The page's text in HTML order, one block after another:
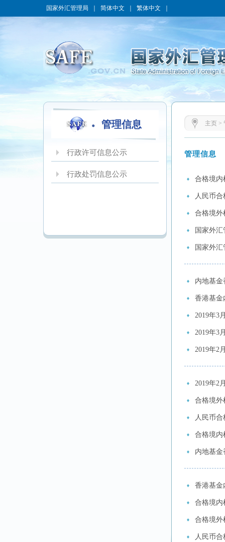
国家外汇管理局 简体中文 繁体中文
管理信息
行政许可信息公示
行政处罚信息公示
主页 >
管理信息
合格境内
人民币
合格境外
国家外
国家外
内地基金
香港基金
2019年3
2019年3
2019年2
2019年2
合格境外
人民币
合格境内
内地基金
香港基金
合格境内
合格境外
人民币